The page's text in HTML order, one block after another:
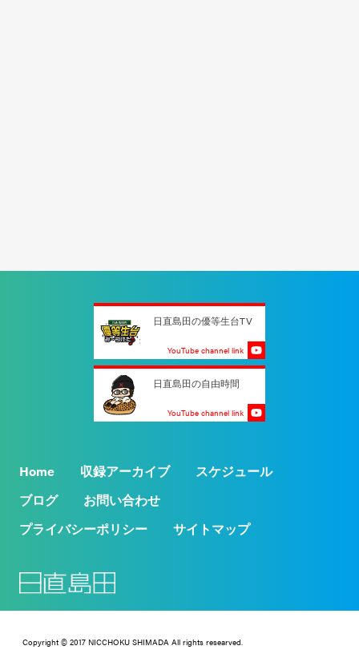
日直島田の優等生台TV
YouTube channel link
日直島田の自由時間
YouTube channel link
Home 収録アーカイブ
スケジュール
ブログ
お問い合わせ
プライバシーポリシー
サイトマップ
Copyright © 2017 NICCHOKU SHIMADA All rights researved.